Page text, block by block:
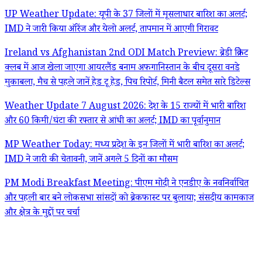
UP Weather Update: यूपी के 37 जिलों में मूसलाधार बारिश का अलर्ट;
IMD ने जारी किया ऑरेंज और येलो अलर्ट, तापमान में आएगी गिरावट
Ireland vs Afghanistan 2nd ODI Match Preview: ब्रेडी क्रिकेट
क्लब में आज खेला जाएगा आयरलैंड बनाम अफगानिस्तान के बीच दूसरा वनडे
मुकाबला, मैच से पहले जानें हेड टू हेड, पिच रिपोर्ट, मिनी बैटल समेत सारे डिटेल्स
Weather Update 7 August 2026: देश के 15 राज्यों में भारी बारिश
और 60 किमी/घंटा की रफ्तार से आंधी का अलर्ट; IMD का पूर्वानुमान
MP Weather Today: मध्य प्रदेश के इन जिलों में भारी बारिश का अलर्ट;
IMD ने जारी की चेतावनी, जानें अगले 5 दिनों का मौसम
PM Modi Breakfast Meeting: पीएम मोदी ने एनडीए के नवनिर्वाचित
और पहली बार बने लोकसभा सांसदों को ब्रेकफास्ट पर बुलाया; संसदीय कामकाज
और क्षेत्र के मुद्दों पर चर्चा